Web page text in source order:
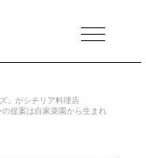
MENU
」がシチリア料理店
提案は自家菜園から生まれ